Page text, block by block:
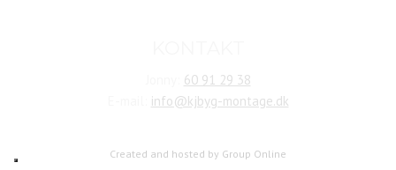
60 91 29 38
info@kjbyg-montage.dk
Created and hosted by Group Online